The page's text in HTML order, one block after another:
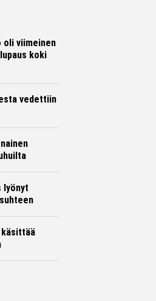
oli viimeinen
koki
vedettiin
lyönyt
käsittää